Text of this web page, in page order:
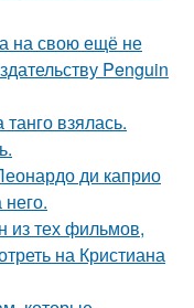
на свою ещё не
Penguin
взялась.
ди каприо
из тех фильмов,
на Кристиана